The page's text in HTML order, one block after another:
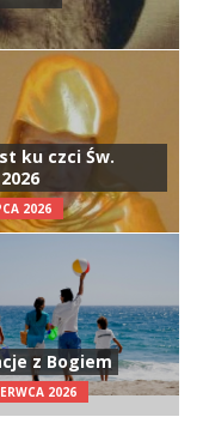
ku czci Św.
2026
z Bogiem
2026